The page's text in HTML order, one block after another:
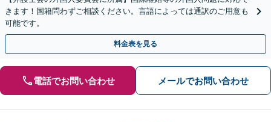
きます！国籍問わずご相談ください。言語によっては通訳のご用意も
可能です。
料金表を見る
電話でお問い合わせ メールでお問い合わせ